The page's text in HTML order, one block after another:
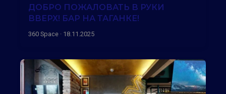
ДОБРО ПОЖАЛОВАТЬ В РУКИ
ВВЕРХ! БАР НА ТАГАНКЕ!
360 Space · 18.11.2025